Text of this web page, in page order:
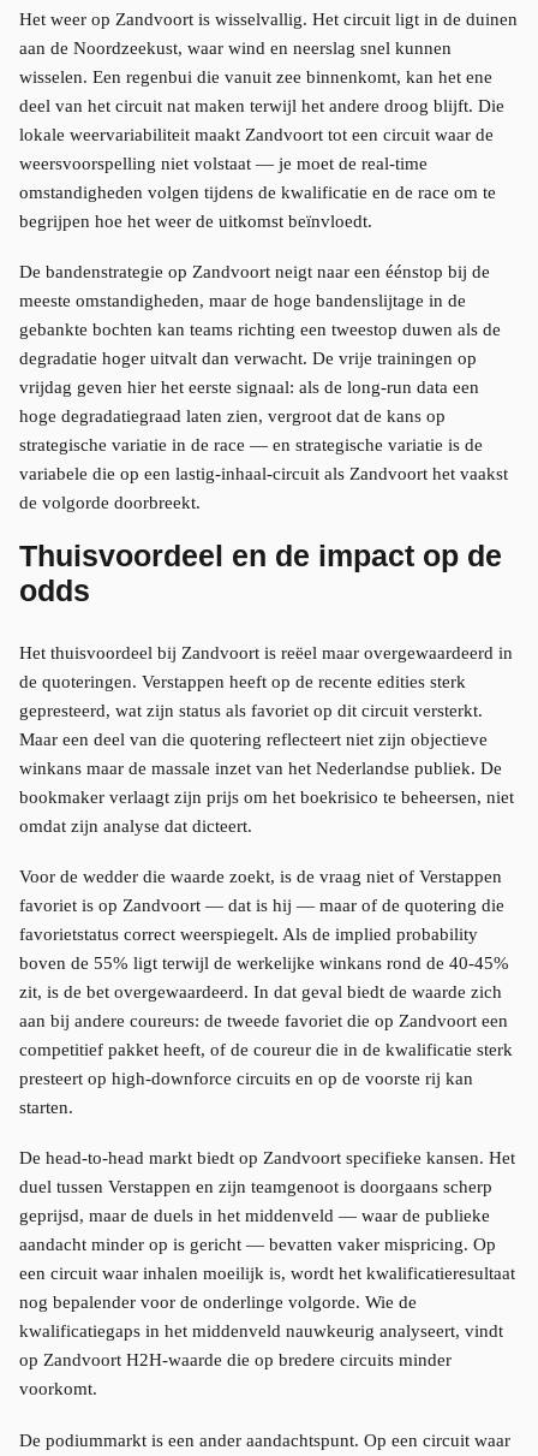
Het weer op Zandvoort is wisselvallig. Het circuit ligt in de duinen
aan de Noordzeekust, waar wind en neerslag snel kunnen
wisselen. Een regenbui die vanuit zee binnenkomt, kan het ene
deel van het circuit nat maken terwijl het andere droog blijft. Die
lokale weervariabiliteit maakt Zandvoort tot een circuit waar de
weersvoorspelling niet volstaat — je moet de real-time
omstandigheden volgen tijdens de kwalificatie en de race om te
begrijpen hoe het weer de uitkomst beïnvloedt.
De bandenstrategie op Zandvoort neigt naar een éénstop bij de
meeste omstandigheden, maar de hoge bandenslijtage in de
gebankte bochten kan teams richting een tweestop duwen als de
degradatie hoger uitvalt dan verwacht. De vrije trainingen op
vrijdag geven hier het eerste signaal: als de long-run data een
hoge degradatiegraad laten zien, vergroot dat de kans op
strategische variatie in de race — en strategische variatie is de
variabele die op een lastig-inhaal-circuit als Zandvoort het vaakst
de volgorde doorbreekt.
Thuisvoordeel en de impact op de
odds
Het thuisvoordeel bij Zandvoort is reëel maar overgewaardeerd in
de quoteringen. Verstappen heeft op de recente edities sterk
gepresteerd, wat zijn status als favoriet op dit circuit versterkt.
Maar een deel van die quotering reflecteert niet zijn objectieve
winkans maar de massale inzet van het Nederlandse publiek. De
bookmaker verlaagt zijn prijs om het boekrisico te beheersen, niet
omdat zijn analyse dat dicteert.
Voor de wedder die waarde zoekt, is de vraag niet of Verstappen
favoriet is op Zandvoort — dat is hij — maar of de quotering die
favorietstatus correct weerspiegelt. Als de implied probability
boven de 55% ligt terwijl de werkelijke winkans rond de 40-45%
zit, is de bet overgewaardeerd. In dat geval biedt de waarde zich
aan bij andere coureurs: de tweede favoriet die op Zandvoort een
competitief pakket heeft, of de coureur die in de kwalificatie sterk
presteert op high-downforce circuits en op de voorste rij kan
starten.
De head-to-head markt biedt op Zandvoort specifieke kansen. Het
duel tussen Verstappen en zijn teamgenoot is doorgaans scherp
geprijsd, maar de duels in het middenveld — waar de publieke
aandacht minder op is gericht — bevatten vaker mispricing. Op
een circuit waar inhalen moeilijk is, wordt het kwalificatieresultaat
nog bepalender voor de onderlinge volgorde. Wie de
kwalificatiegaps in het middenveld nauwkeurig analyseert, vindt
op Zandvoort H2H-waarde die op bredere circuits minder
voorkomt.
De podiummarkt is een ander aandachtspunt. Op een circuit waar